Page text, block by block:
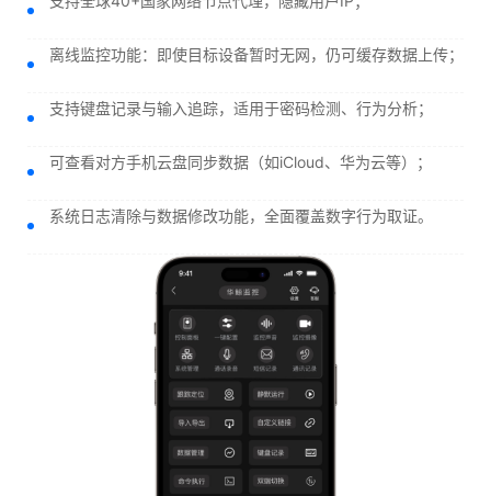
离线监控功能：即使目标设备暂时无网，仍可缓存数据上传；
支持键盘记录与输入追踪，适用于密码检测、行为分析；
可查看对方手机云盘同步数据（如iCloud、华为云等）；
系统日志清除与数据修改功能，全面覆盖数字行为取证。